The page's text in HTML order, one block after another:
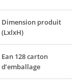
Dimension produit
(LxlxH)
Ean 128 carton
d’emballage